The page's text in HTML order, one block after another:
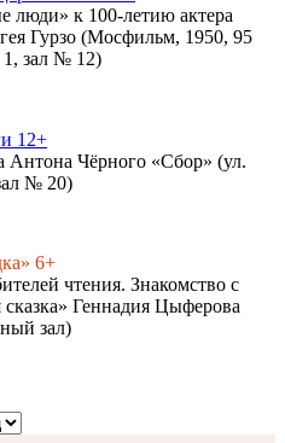
люди» к 100-летию актера
Гурзо (Мосфильм, 1950, 95
зал № 12)
12+
Антона Чёрного «Сбор» (ул.
№ 20)
6+
чтения. Знакомство с
Геннадия Цыферова
зал)